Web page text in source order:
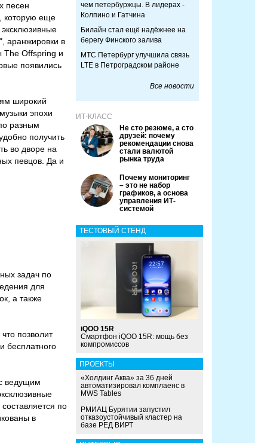
песен
которую еще
аранжировки в
The Offspring и
появились
широкий
эпохи
разным
получить
во дворе на
певцов. Да и
задач по
для
а также
позволит
бесплатного
ведущим
по
в
чем петербуржцы. В лидерах -
Колпино и Гатчина
Билайн стал ещё надёжнее на
берегу Финского залива
МТС Петербург улучшила связь
LTE в Петроградском районе
Все новости
ИТ-КЛАСС
Не сто резюме, а сто
друзей: почему
рекомендации снова
стали валютой
рынка труда
Почему мониторинг
– это не набор
графиков, а основа
управления ИТ-
системой
ТЕСТОВЫЙ СТЕНД
iQOO 15R
Смартфон iQOO 15R: мощь без
компромиссов
ПРОЕКТЫ
«Холдинг Аква» за 36 дней
автоматизировал комплаенс в
MWS Tables
РМИАЦ Бурятии запустил
отказоустойчивый кластер на
базе РЕД ВИРТ